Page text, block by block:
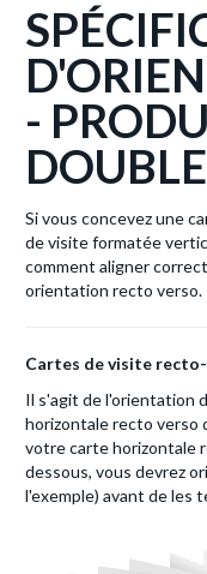
-
Si vous concevez une
de visite formatée
comment aligner
orientation recto verso.
Cartes de visite
Il s'agit de l'orientation
horizontale recto verso
votre carte horizontale
dessous, vous devrez
l'exemple) avant de les